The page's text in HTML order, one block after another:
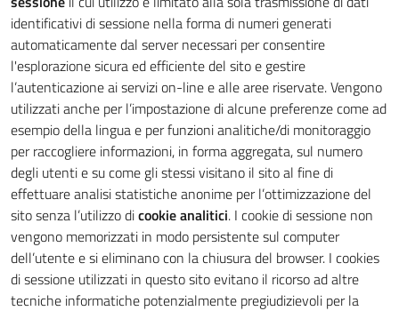
identificativi di sessione nella forma di numeri generati
automaticamente dal server necessari per consentire
l'esplorazione sicura ed efficiente del sito e gestire
l’autenticazione ai servizi on-line e alle aree riservate. Vengono
utilizzati anche per l’impostazione di alcune preferenze come ad
esempio della lingua e per funzioni analitiche/di monitoraggio
per raccogliere informazioni, in forma aggregata, sul numero
degli utenti e su come gli stessi visitano il sito al fine di
effettuare analisi statistiche anonime per l’ottimizzazione del
sito senza l’utilizzo dicookie analitici. I cookie di sessione non
vengono memorizzati in modo persistente sul computer
dell’utente e si eliminano con la chiusura del browser. I cookies
di sessione utilizzati in questo sito evitano il ricorso ad altre
tecniche informatiche potenzialmente pregiudizievoli per la